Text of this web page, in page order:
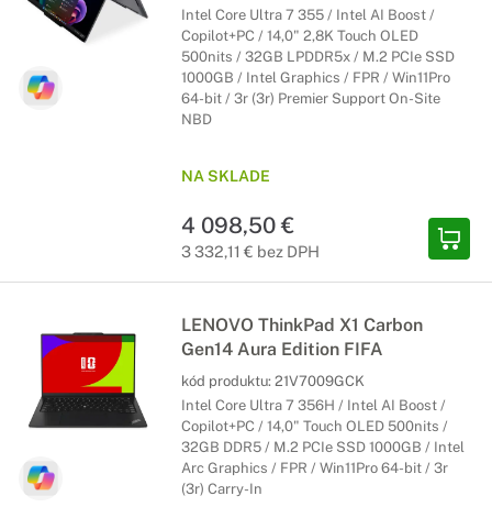
Intel Core Ultra 7 355 / Intel AI Boost /
Copilot+PC / 14,0" 2,8K Touch OLED
500nits / 32GB LPDDR5x / M.2 PCIe SSD
1000GB / Intel Graphics / FPR / Win11Pro
64-bit / 3r (3r) Premier Support On-Site
NBD
NA SKLADE
4 098,50 €
3 332,11 € bez DPH
LENOVO ThinkPad X1 Carbon
Gen14 Aura Edition FIFA
kód produktu: 21V7009GCK
Intel Core Ultra 7 356H / Intel AI Boost /
Copilot+PC / 14,0" Touch OLED 500nits /
32GB DDR5 / M.2 PCIe SSD 1000GB / Intel
Arc Graphics / FPR / Win11Pro 64-bit / 3r
(3r) Carry-In